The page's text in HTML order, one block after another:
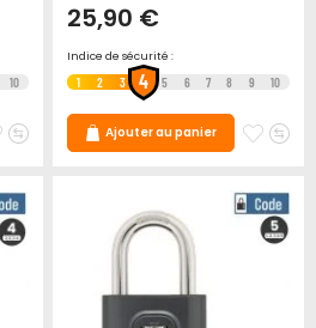
10
Ajouter
favoris
Ajouter
25,90 €
Indice de sécurité :
1 2 3 4 5 6 7 8 9 10
Ajouter au panier